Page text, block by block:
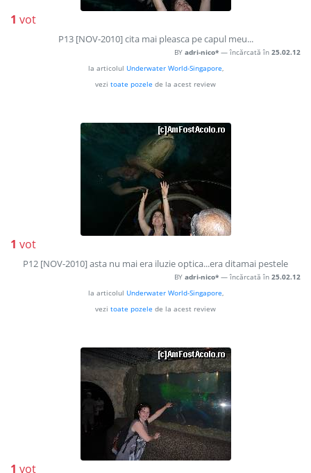
1 vot
P13 [NOV-2010] cita mai pleasca pe capul meu...
BY adri-nico* — încărcată în 25.02.12
la articolul Underwater World-Singapore,
vezi toate pozele de la acest review
1 vot
P12 [NOV-2010] asta nu mai era iluzie optica...era ditamai pestele
BY adri-nico* — încărcată în 25.02.12
la articolul Underwater World-Singapore,
vezi toate pozele de la acest review
1 vot